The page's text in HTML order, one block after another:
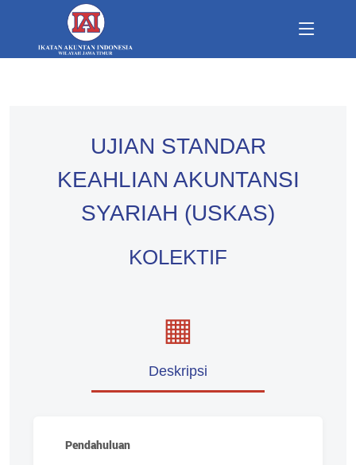
UJIAN STANDAR
KEAHLIAN AKUNTANSI
SYARIAH (USKAS)
KOLEKTIF
▦
Deskripsi
Pendahuluan